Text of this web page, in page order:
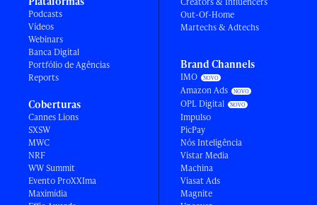
Podcasts
Vídeos
Webinars
Banca Digital
Portfólio de Agências
Reports
Coberturas
Cannes Lions
SXSW
MWC
NRF
WW Summit
Evento ProXXIma
Maximídia
Out-Of-Home
Martechs & Adtechs
Brand Channels
IMO
Amazon Ads
OPL Digital
Impulso
PicPay
Nós Inteligência
Vistar Media
Machina
Viasat Ads
Magnite